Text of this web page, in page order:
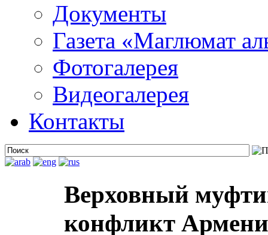
Документы
Газета «Маглюмат
Фотогалерея
Видеогалерея
Контакты
Верховный
конфликт